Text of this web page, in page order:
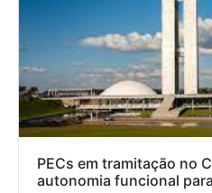
PECs em tramitação no
autonomia funcional